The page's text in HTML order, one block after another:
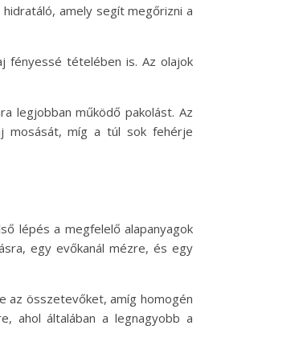
amely segít megőrizni a
fényessé tételében is. Az olajok
legjobban működő pakolást. Az
mosását, míg a túl sok fehérje
lépés a megfelelő alapanyagok
egy evőkanál mézre, és egy
az összetevőket, amíg homogén
ahol általában a legnagyobb a